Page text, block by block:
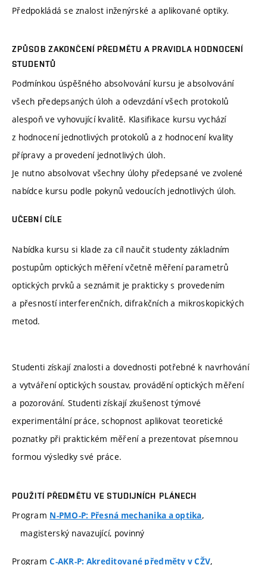
Předpokládá se znalost inženýrské a aplikované optiky.
ZPŮSOB ZAKONČENÍ PŘEDMĚTU A PRAVIDLA HODNOCENÍ
STUDENTŮ
Podmínkou úspěšného absolvování kursu je absolvování
všech předepsaných úloh a odevzdání všech protokolů
alespoň ve vyhovující kvalitě. Klasifikace kursu vychází
z hodnocení jednotlivých protokolů a z hodnocení kvality
přípravy a provedení jednotlivých úloh.
Je nutno absolvovat všechny úlohy předepsané ve zvolené
nabídce kursu podle pokynů vedoucích jednotlivých úloh.
UČEBNÍ CÍLE
Nabídka kursu si klade za cíl naučit studenty základním
postupům optických měření včetně měření parametrů
optických prvků a seznámit je prakticky s provedením
a přesností interferenčních, difrakčních a mikroskopických
metod.
Studenti získají znalosti a dovednosti potřebné k navrhování
a vytváření optických soustav, provádění optických měření
a pozorování. Studenti získají zkušenost týmové
experimentální práce, schopnost aplikovat teoretické
poznatky při praktickém měření a prezentovat písemnou
formou výsledky své práce.
POUŽITÍ PŘEDMĚTU VE STUDIJNÍCH PLÁNECH
Program N-PMO-P: Přesná mechanika a optika,
magisterský navazující, povinný
ProgramC-AKR-P: Akreditované předměty v CŽV,